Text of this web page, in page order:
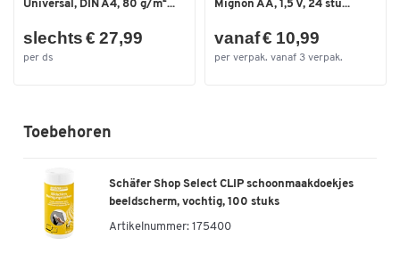
Universal, DIN A4, 80 g/m²...
slechts € 27,99
per ds
Mignon AA, 1,5 V, 24 stu...
vanaf € 10,99
per verpak. vanaf 3 verpak.
Toebehoren
Schäfer Shop Select CLIP schoonmaakdoekjes
beeldscherm, vochtig, 100 stuks
Artikelnummer: 175400